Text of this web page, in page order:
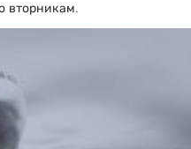
вторникам.